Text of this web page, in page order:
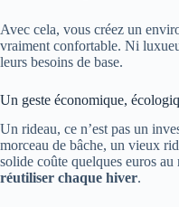
Avec cela, vous créez un
vraiment confortable. Ni
leurs besoins de base.
Un geste économique,
Un rideau, ce n’est pas un
morceau de bâche, un vieux
solide coûte quelques euros
réutiliser chaque hiver.